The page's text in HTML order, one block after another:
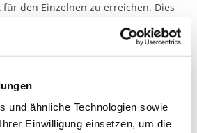
und ähnliche Technologien sowie
Einwilligung einsetzen, um die
den Einzelnen zu erreichen. Dies
und Lebenszusammenhänge
des Wohnraumes.
von Heimunterbringung; §§ 41, 34
in Einzelfällen § 35a SGB VIII
behinderte Kinder und
Inobhutnahme von Kindern und